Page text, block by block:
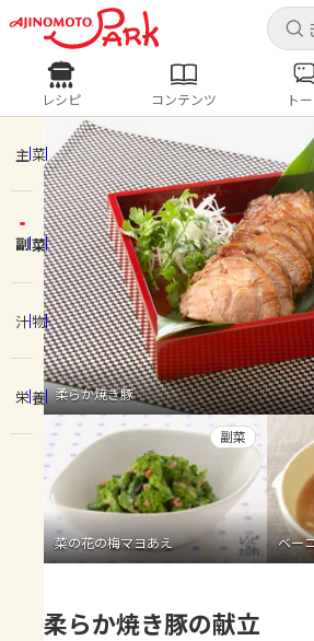
ログインするとレシピを保存
ログイン
ホーム
コンテンツ
レシピ
トーク
よくあるお問い合わせ
お買い物
AJINOMOTO PARK とは
レシピ
人気の食材・レシピ
きゅうり なす トマト
ピーマン
みょうが ゴーヤ
レシピ コンテンツ ト
主菜
副菜
汁物
栄養 柔らか焼き豚
菜の花の梅マヨあえ
副菜
ベー
柔らか焼き豚の献立